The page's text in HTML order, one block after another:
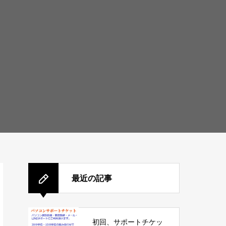
最近の記事
初回、サポートチケッ